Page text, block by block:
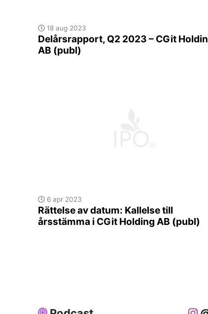
18 aug 2023
Delårsrapport, Q2 2023 – CGit
AB (publ)
6 apr 2023
Rättelse av datum: Kallelse till
årsstämma i CGit Holding AB (publ)